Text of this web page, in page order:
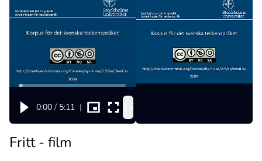
0:00 / 5:11 |
Fritt - film